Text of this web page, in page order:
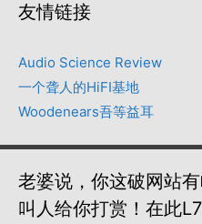
友情链接
Audio Science Review
一个聋人的HiFI基地
Woodenears吾等益耳
老婆说，你这破网站
叫人给你打赏！在此